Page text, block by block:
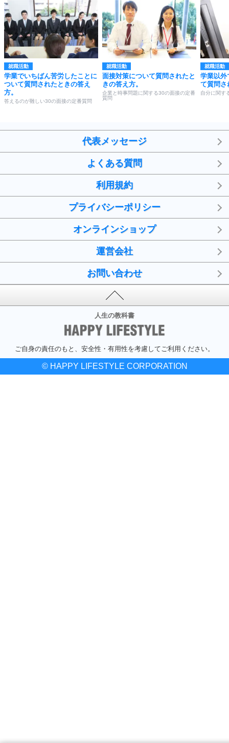
就職活動
学業でいちばん苦労したことに
ついて質問されたときの答え
方。
答えるのが難しい30の面接の定番質問
就職活動
面接対策について質問されたと
きの答え方。
企業と時事問題に関する30の面接の定番
質問
就職活動
学業以外
て質問さ
自分に関す
代表メッセージ
よくある質問
利用規約
プライバシーポリシー
オンラインショップ
運営会社
お問い合わせ
人生の教科書
ご自身の責任のもと、安全性・有用性を考慮してご利用ください。
© HAPPY LIFESTYLE CORPORATION